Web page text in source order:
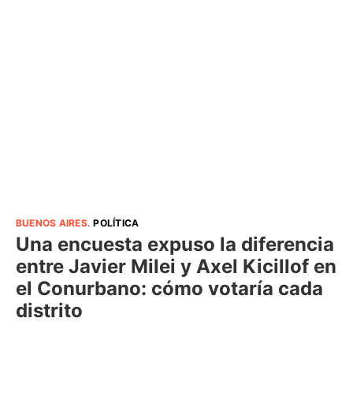
BUENOS AIRES.POLÍTICA
Una encuesta expuso la diferencia
entre Javier Milei y Axel Kicillof en
el Conurbano: cómo votaría cada
distrito